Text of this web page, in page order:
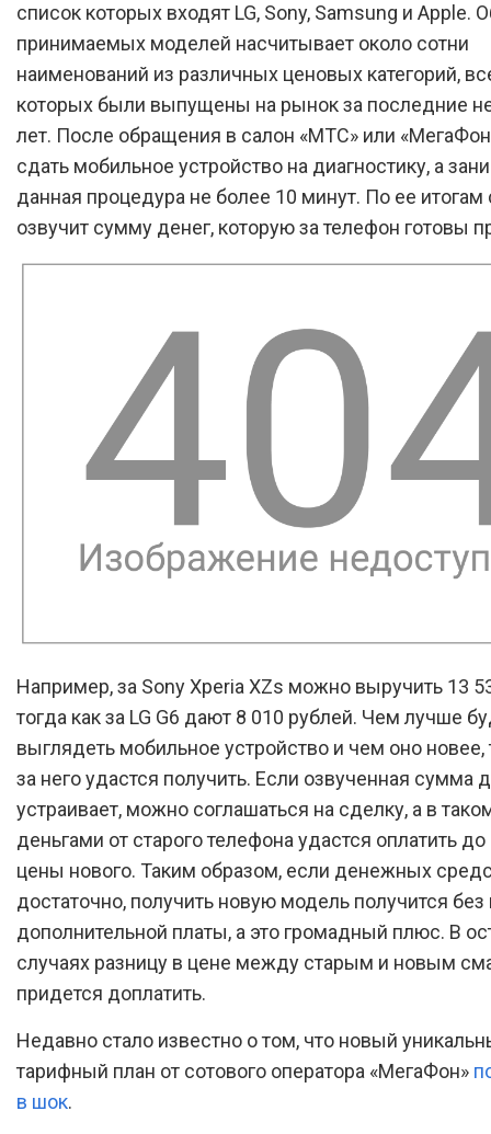
список которых входят LG, Sony, Samsung и Apple.
принимаемых моделей насчитывает около сотни
наименований из различных ценовых категорий,
которых были выпущены на рынок за последние
лет. После обращения в салон «МТС» или
сдать мобильное устройство на диагностику, а
данная процедура не более 10 минут. По ее итогам
озвучит сумму денег, которую за телефон готовы
Например, за Sony Xperia XZs можно выручить 13
тогда как за LG G6 дают 8 010 рублей. Чем лучше
выглядеть мобильное устройство и чем оно
за него удастся получить. Если озвученная сумма
устраивает, можно соглашаться на сделку, а в
деньгами от старого телефона удастся оплатить до
цены нового. Таким образом, если денежных
достаточно, получить новую модель получится без
дополнительной платы, а это громадный плюс. В
случаях разницу в цене между старым и новым
придется доплатить.
Недавно стало известно о том, что новый
тарифный план от сотового оператора «МегаФон»
в шок.